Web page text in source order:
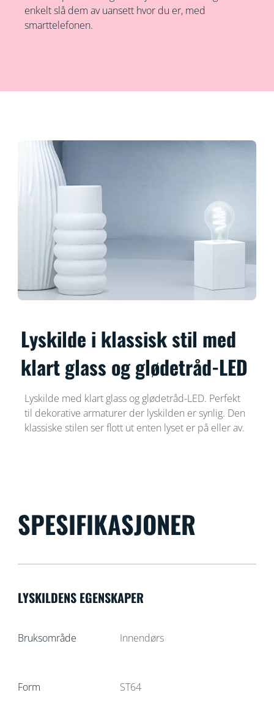
enkelt slå dem av uansett hvor du er, med
smarttelefonen.
Lyskilde i klassisk stil med
klart glass og glødetråd-LED
Lyskilde med klart glass og glødetråd-LED. Perfekt
til dekorative armaturer der lyskilden er synlig. Den
klassiske stilen ser flott ut enten lyset er på eller av.
SPESIFIKASJONER
LYSKILDENS EGENSKAPER
Bruksområde Innendørs
Form ST64